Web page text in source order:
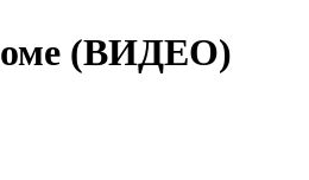
(ВИДЕО)